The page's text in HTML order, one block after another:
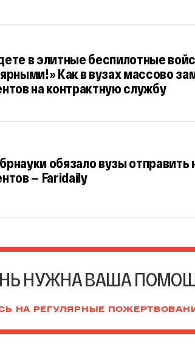
в элитные беспилотные
Как в вузах массово
на контрактную службу
обязало вузы отправить
— Faridaily
НУЖНА ВАША
НА РЕГУЛЯРНЫЕ